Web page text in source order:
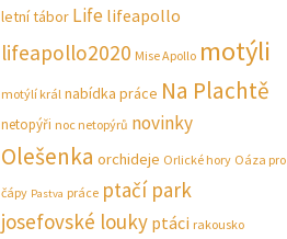
letní tábor Life lifeapollo
lifeapollo2020 Mise Apollo motýli
motýlí král nabídka práce Na Plachtě
netopýři noc netopýrů novinky
Olešenka orchideje Orlické hory Oáza pro
čápy Pastva práce ptačí park
josefovské louky ptáci rakousko